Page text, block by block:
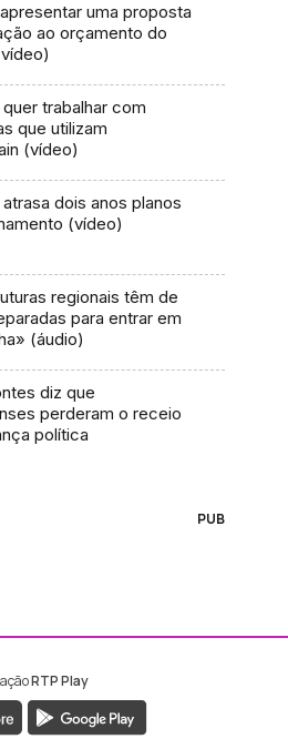
uma proposta
ao orçamento do
trabalhar com
que utilizam
(vídeo)
dois anos planos
(vídeo)
regionais têm de
para entrar em
(áudio)
diz que
perderam o receio
política
PUB
Madeira
RTP Play